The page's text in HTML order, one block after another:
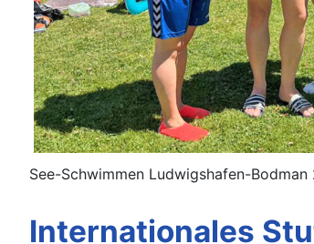
See-Schwimmen Ludwigshafen-Bodman
Internationales